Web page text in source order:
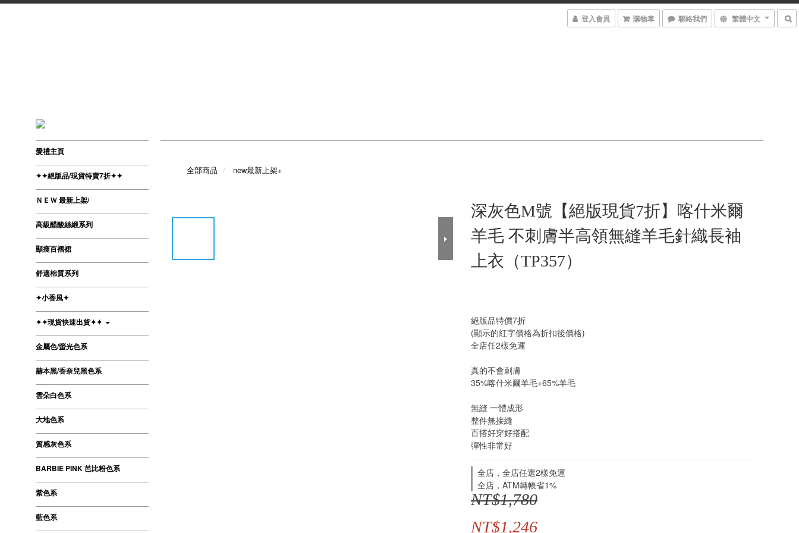
登入會員 購物車 聯絡我們 繁體中文
愛禮主頁
✦✦絕版品/現貨特賣7折✦✦
ＮＥＷ 最新上架/
高級醋酸絲緞系列
顯瘦百褶裙
舒適棉質系列
✦小香風✦
✦✦現貨快速出貨✦✦
金屬色/螢光色系
赫本黑/香奈兒黑色系
雲朵白色系
大地色系
質感灰色系
BARBIE PINK 芭比粉色系
紫色系
藍色系
全部商品 new最新上架+
深灰色M號【絕版現貨7折】喀什米爾
羊毛 不刺膚半高領無縫羊毛針織長袖
上衣（TP357）
絕版品特價7折
(顯示的紅字價格為折扣後價格)
全店任2樣免運
真的不會刺膚
35%喀什米爾羊毛+65%羊毛
無縫 一體成形
整件無接縫
百搭好穿好搭配
彈性非常好
全店，全店任選2樣免運
全店，ATM轉帳省1%
NT$1,780
NT$1,246